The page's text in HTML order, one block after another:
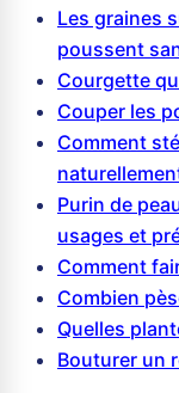
Les graines
poussent
Courgette
Couper les
Comment
Purin de
usages et
Comment
Combien
Quelles
Bouturer un